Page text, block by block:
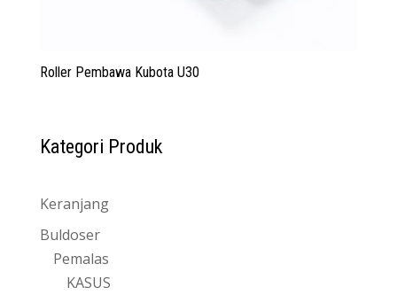
Roller Pembawa Kubota U30
Kategori Produk
Keranjang
Buldoser
Pemalas
KASUS